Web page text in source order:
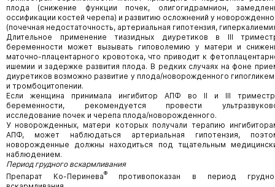
плода (снижение функции почек, олигогидрамнион,
оссификации костей черепа) и развитию осложнений у
(почечная недостаточность, артериальная гипотензия,
Длительное применение тиазидных диуретиков в III
беременности может вызывать гиповолемию у матери и
маточно-плацентарного кровотока, что приводит к
ишемии и задержке развития плода. В редких случаях на фоне
диуретиков возможно развитие у плода/новорожденного
и тромбоцитопении.
Если женщина принимала ингибитор АПФ во II и III
беременности, рекомендуется провести
исследование почек и черепа плода/новорожденного.
У новорожденных, матери которых получали терапию
АПФ, может наблюдаться артериальная гипотензия,
новорожденные должны находиться под тщательным
наблюдением.
Период грудного вскармливания
Препарат Ко-Перинева®
противопоказан в период